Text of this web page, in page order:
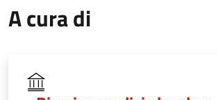
A cura di